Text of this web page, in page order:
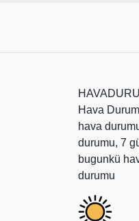
Hava
hava
durumu, 7
bugunkü
durumu